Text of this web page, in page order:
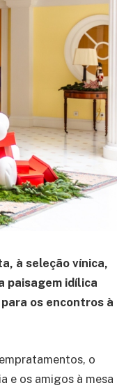
à seleção vínica,
paisagem idílica
os encontros à
o
e os amigos à mesa